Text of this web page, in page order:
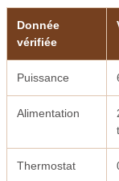
Donnée
vérifiée
Puissance
Alimentation
Thermostat